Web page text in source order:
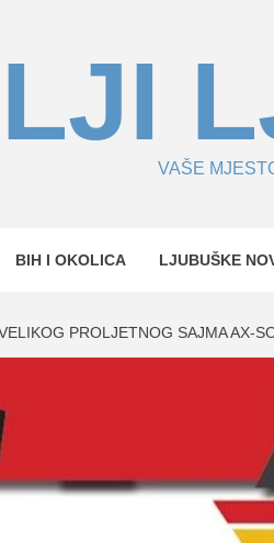
VAŠE
BIH I OKOLICA LJUBUŠKE
PROLJETNOG SAJMA AX-